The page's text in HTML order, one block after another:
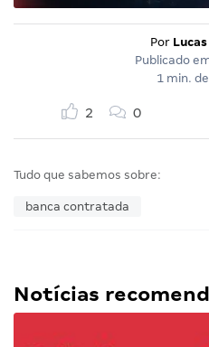
Por
Publicado
1 min.
2 0
Tudo que sabemos sobre:
banca contratada
Notícias